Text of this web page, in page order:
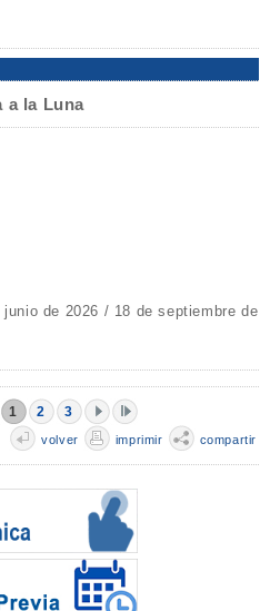
a la Luna
junio de 2026 / 18 de septiembre de
1 2 3
volver imprimir compartir